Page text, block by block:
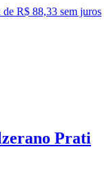
de R$ 88,33 sem juros
Prati